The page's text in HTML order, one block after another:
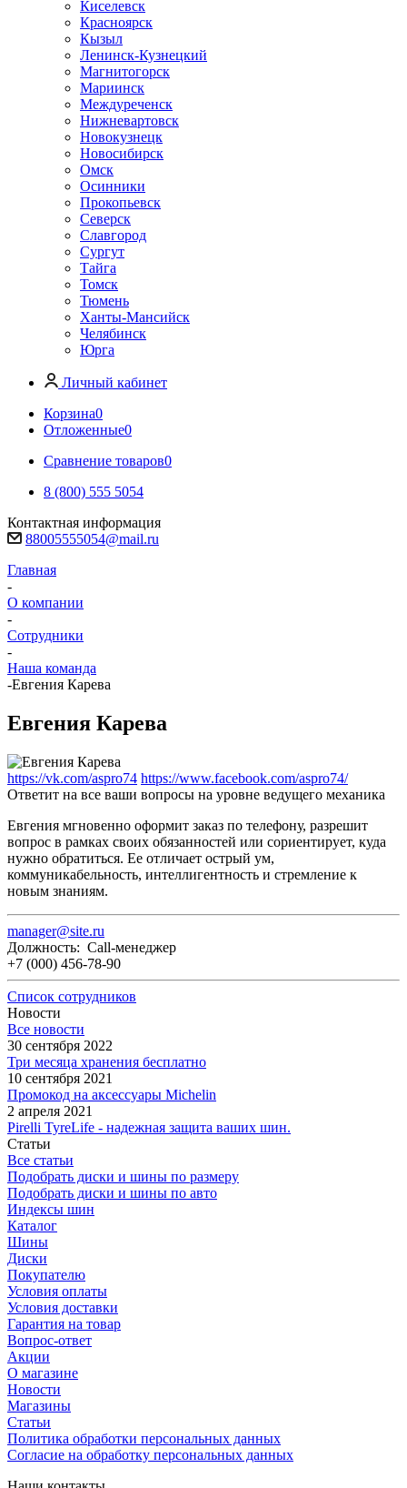
Киселевск
Красноярск
Кызыл
Ленинск-Кузнецкий
Магнитогорск
Мариинск
Междуреченск
Нижневартовск
Новокузнецк
Новосибирск
Омск
Осинники
Прокопьевск
Северск
Славгород
Сургут
Тайга
Томск
Тюмень
Ханты-Мансийск
Челябинск
Юрга
Личный кабинет
Корзина0
Отложенные0
Сравнение товаров0
8 (800) 555 5054
Контактная информация
88005555054@mail.ru
Главная
-
О компании
-
Сотрудники
-
Наша команда
-Евгения Карева
Евгения Карева
https://vk.com/aspro74 https://www.facebook.com/aspro74/
Ответит на все ваши вопросы на уровне ведущего механика
Евгения мгновенно оформит заказ по телефону, разрешит
вопрос в рамках своих обязанностей или сориентирует, куда
нужно обратиться. Ее отличает острый ум,
коммуникабельность, интеллигентность и стремление к
новым знаниям.
manager@site.ru
Должность: Call-менеджер
+7 (000) 456-78-90
Список сотрудников
Новости
Все новости
30 сентября 2022
Три месяца хранения бесплатно
10 сентября 2021
Промокод на аксессуары Michelin
2 апреля 2021
Pirelli TyreLife - надежная защита ваших шин.
Статьи
Все статьи
Подобрать диски и шины по размеру
Подобрать диски и шины по авто
Индексы шин
Каталог
Шины
Диски
Покупателю
Условия оплаты
Условия доставки
Гарантия на товар
Вопрос-ответ
Акции
О магазине
Новости
Магазины
Статьи
Политика обработки персональных данных
Согласие на обработку персональных данных